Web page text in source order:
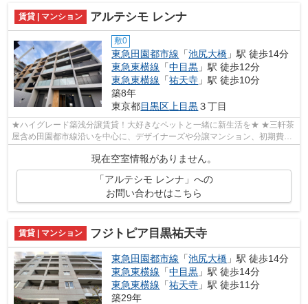
賃貸 | マンション アルテシモ レンナ
敷0
東急田園都市線 「池尻大橋 」駅 徒歩14分
東急東横線 「中目黒 」駅 徒歩12分
東急東横線 「祐天寺 」駅 徒歩10分
築8年
東京都目黒区 上目黒３丁目
★ハイグレード築浅分譲賃貸！大好きなペットと一緒に新生活を★ ★三軒茶
屋含め田園都市線沿いを中心に、デザイナーズや分譲マンション、初期費用
を抑えた部屋探しはぜひ当社にお任せく...
現在空室情報がありません。
「アルテシモ レンナ」への
お問い合わせはこちら
賃貸 | マンション フジトピア目黒祐天寺
東急田園都市線 「池尻大橋 」駅 徒歩14分
東急東横線 「中目黒 」駅 徒歩14分
東急東横線 「祐天寺 」駅 徒歩11分
築29年